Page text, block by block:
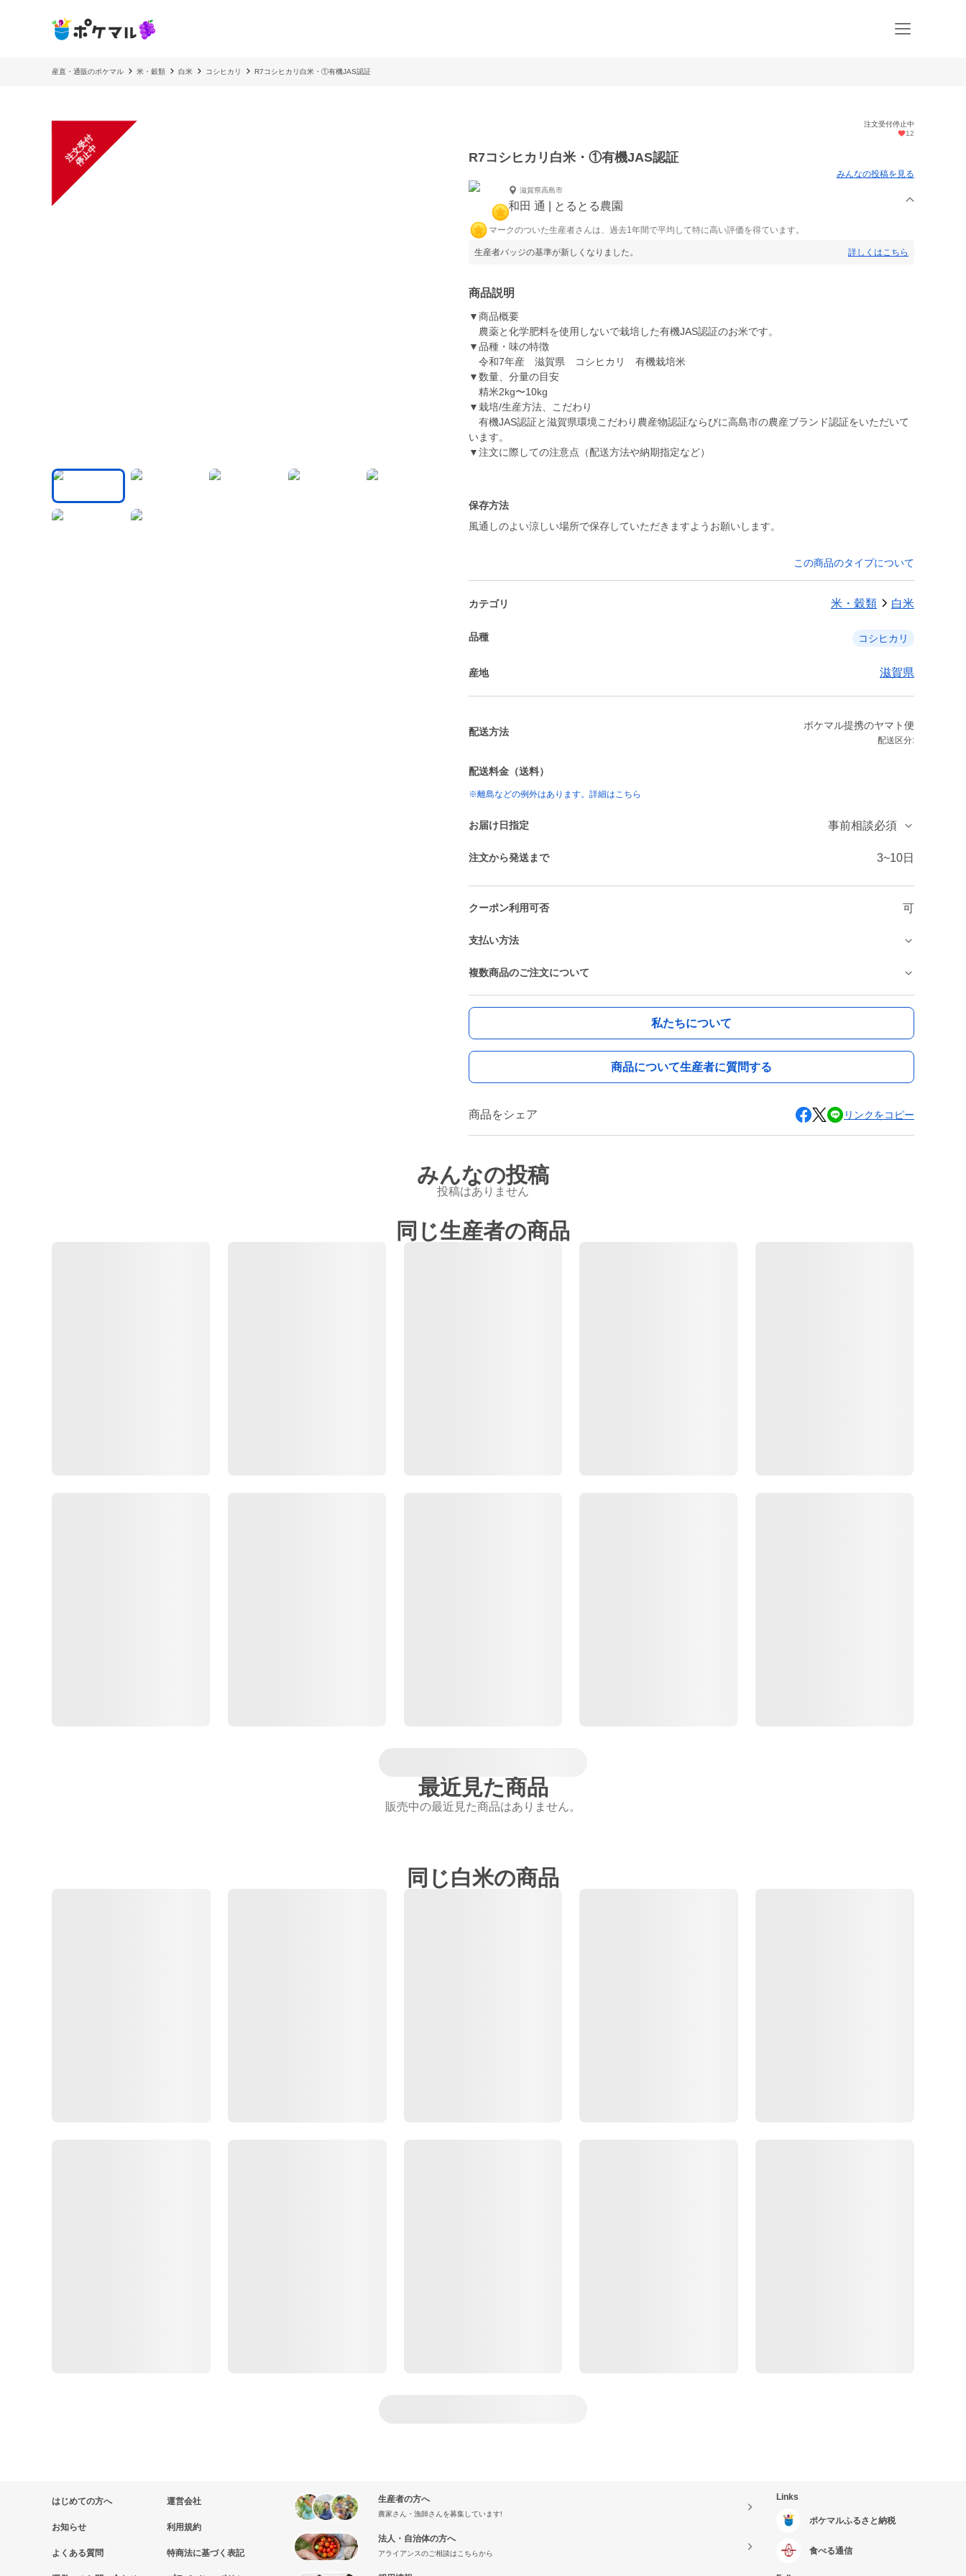
産直・通販のポケマル 米・穀類 白米 コシヒカリ R7コシヒカリ白米・①有機JAS認証
注
文
受
付
停
止
中
注文受付停止中
12
R7コシヒカリ白米・①有機JAS認証
みんなの投稿を見る
滋賀県高島市
和田 通 | とるとる農園
マークのついた生産者さんは、過去1年間で平均して特に高い評価を得ています。
生産者バッジの基準が新しくなりました。 詳しくはこちら
商品説明
▼商品概要
農薬と化学肥料を使用しないで栽培した有機JAS認証のお米です。
▼品種・味の特徴
令和7年産 滋賀県 コシヒカリ 有機栽培米
▼数量、分量の目安
精米2kg〜10kg
▼栽培/生産方法、こだわり
有機JAS認証と滋賀県環境こだわり農産物認証ならびに高島市の農産ブランド認証をいただいて
います。
▼注文に際しての注意点（配送方法や納期指定など）
保存方法
風通しのよい涼しい場所で保存していただきますようお願いします。
この商品のタイプについて
カテゴリ 米・穀類 白米
品種 コシヒカリ
産地 滋賀県
配送方法
ポケマル提携のヤマト便
配送区分:
配送料金（送料）
※離島などの例外はあります。詳細はこちら
お届け日指定 事前相談必須
注文から発送まで 3~10日
クーポン利用可否 可
支払い方法
複数商品のご注文について
私たちについて
商品について生産者に質問する
商品をシェア リンクをコピー
みんなの投稿
投稿はありません
同じ生産者の商品
最近見た商品
販売中の最近見た商品はありません。
同じ白米の商品
はじめての方へ
お知らせ
よくある質問
運営会社
利用規約
特商法に基づく表記
生産者の方へ
農家さん・漁師さんを募集しています!
法人・自治体の方へ
アライアンスのご相談はこちらから
Links
ポケマルふるさと納税
食べる通信